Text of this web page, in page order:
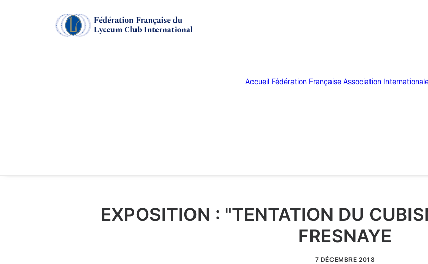
Accueil Fédération Française Association
EXPOSITION : "TENTATION DU
FRESNAYE
7 DÉCEMBRE 2018